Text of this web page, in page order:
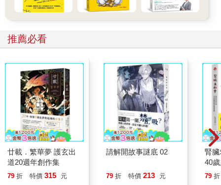
至於其他的治療法及健康法，大部分都是依賴醫者及藥物，或針
灸師、整骨師等擁有專門知識與技術的人，再不然就是依靠健康
已。
最根本的治療及對策，就是「自己」握住治療的關鍵，也可以說
是決定權。即使做為「輔助」的醫生判定無藥可治，「自己」也
不能放棄，說不定排寒療法就是痊癒的關鍵。
不只是我，許多長年採用排寒療法的人，都獲得了許多不可思議
的治癒經驗—雖然對我來說，那都是再正常不過的體驗。
病無法痊癒，就是因為自己一直過著「無法痊癒的生活」；如果
將生活調回正軌，身體自然就會恢復原有的健康。只要過著正確
的生活，毒素就會不斷從體內排出；當毒素排除乾淨，我們就能
找回健康，這是再當然不過的結果。
一味地依賴手術及藥物，只會將毒素壓制在體內，讓毒素在體內
越積越多。到最後，無處可去的毒素就會遍及全身，進而導致死
亡。
依靠外力確實比較輕鬆，但從結果來看，自己種的苦果，到最後
推薦必看
廿載．繁華夢 護玄出
道20週年創作集
79 折 特價 315 元
請解開故事謎底 02
79 折 特價 213 元
腎
40
就
79 折